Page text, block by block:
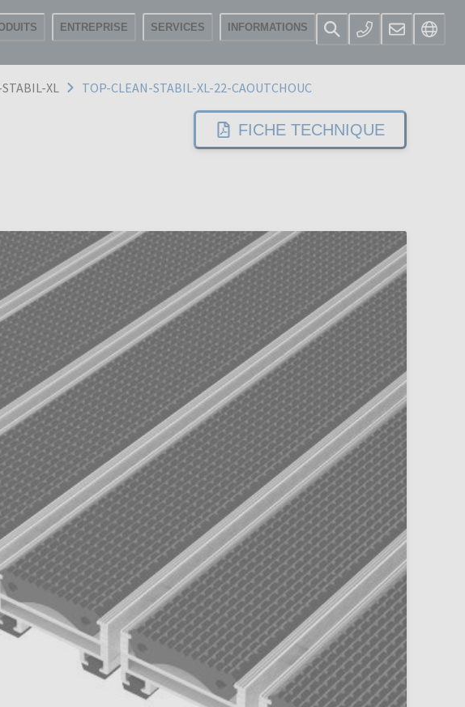
ENTREPRISE SERVICES INFORMATIONS
XL TOP-CLEAN-STABIL-XL-22-CAOUTCHOUC
FICHE TECHNIQUE